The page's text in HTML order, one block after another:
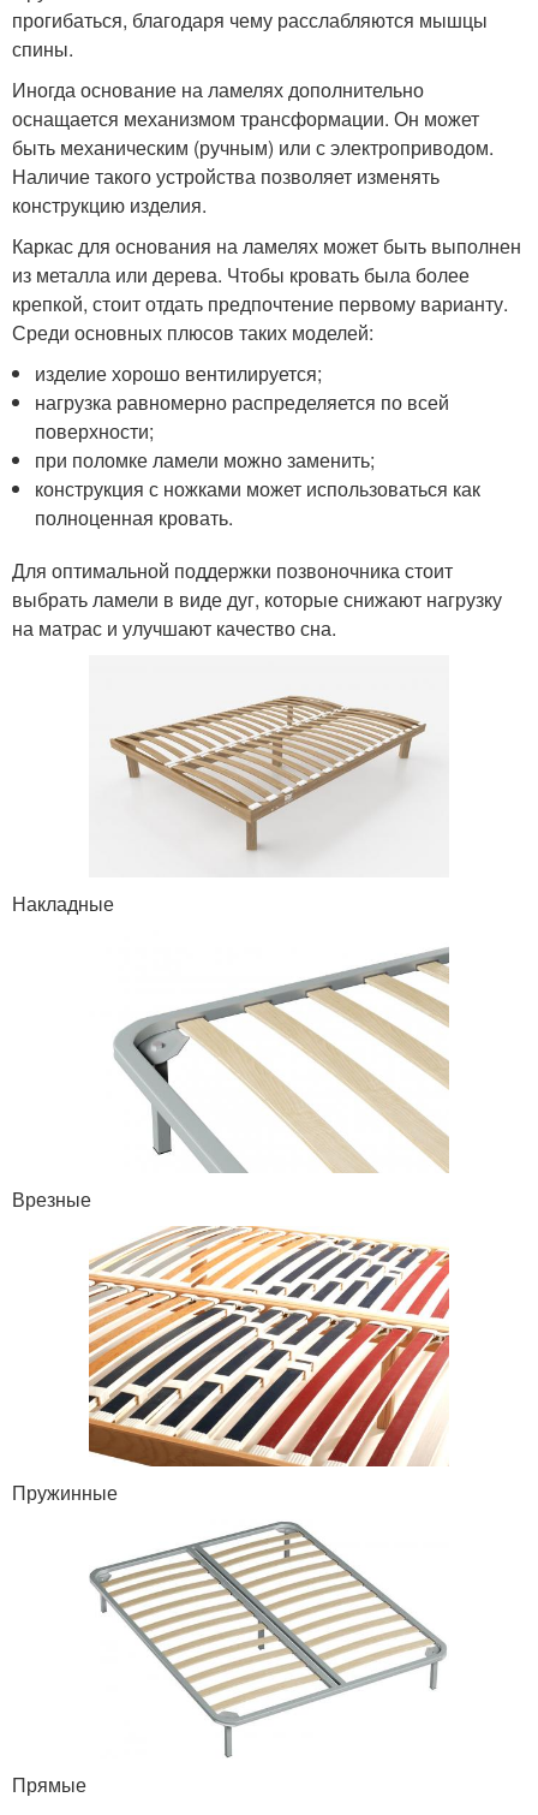
прогибаться, благодаря чему расслабляются мышцы
спины.
Иногда основание на ламелях дополнительно
оснащается механизмом трансформации. Он может
быть механическим (ручным) или с электроприводом.
Наличие такого устройства позволяет изменять
конструкцию изделия.
Каркас для основания на ламелях может быть выполнен
из металла или дерева. Чтобы кровать была более
крепкой, стоит отдать предпочтение первому варианту.
Среди основных плюсов таких моделей:
изделие хорошо вентилируется;
нагрузка равномерно распределяется по всей
поверхности;
при поломке ламели можно заменить;
конструкция с ножками может использоваться как
полноценная кровать.
Для оптимальной поддержки позвоночника стоит
выбрать ламели в виде дуг, которые снижают нагрузку
на матрас и улучшают качество сна.
Накладные
Врезные
Пружинные
Прямые